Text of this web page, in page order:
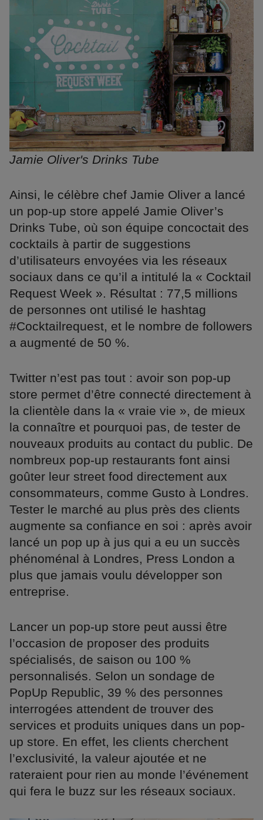
Jamie Oliver's Drinks Tube
Ainsi, le célèbre chef Jamie Oliver a lancé
un pop-up store appelé Jamie Oliver’s
Drinks Tube, où son équipe concoctait des
cocktails à partir de suggestions
d’utilisateurs envoyées via les réseaux
sociaux dans ce qu’il a intitulé la « Cocktail
Request Week ». Résultat : 77,5 millions
de personnes ont utilisé le hashtag
#Cocktailrequest, et le nombre de followers
a augmenté de 50 %.
Twitter n’est pas tout : avoir son pop-up
store permet d’être connecté directement à
la clientèle dans la « vraie vie », de mieux
la connaître et pourquoi pas, de tester de
nouveaux produits au contact du public. De
nombreux pop-up restaurants font ainsi
goûter leur street food directement aux
consommateurs, comme Gusto à Londres.
Tester le marché au plus près des clients
augmente sa confiance en soi : après avoir
lancé un pop up à jus qui a eu un succès
phénoménal à Londres, Press London a
plus que jamais voulu développer son
entreprise.
Lancer un pop-up store peut aussi être
l’occasion de proposer des produits
spécialisés, de saison ou 100 %
personnalisés. Selon un sondage de
PopUp Republic, 39 % des personnes
interrogées attendent de trouver des
services et produits uniques dans un pop-
up store. En effet, les clients cherchent
l’exclusivité, la valeur ajoutée et ne
rateraient pour rien au monde l’événement
qui fera le buzz sur les réseaux sociaux.